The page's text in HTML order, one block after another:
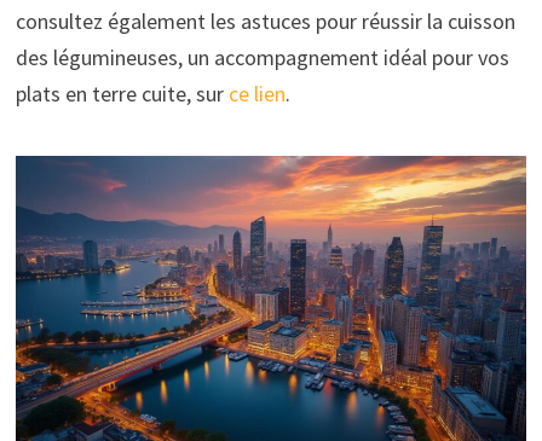
consultez également les astuces pour réussir la cuisson
des légumineuses, un accompagnement idéal pour vos
plats en terre cuite, sur ce lien.